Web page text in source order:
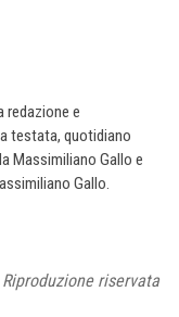
redazione e
testata, quotidiano
Massimiliano Gallo e
Gallo.
riservata